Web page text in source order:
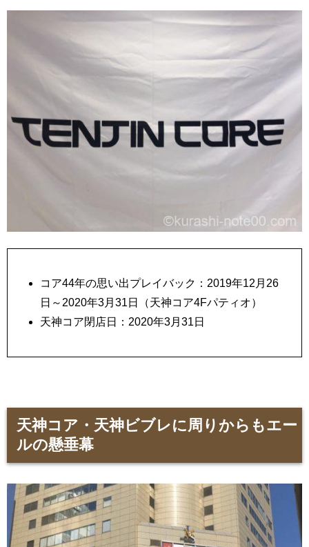
コア44年の思い出プレイバック：2019年12月26
日～2020年3月31日（天神コア4Fパティオ）
天神コア閉店日：2020年3月31日
天神コア・天神ビブレに周りからもエー
ルの懸垂幕